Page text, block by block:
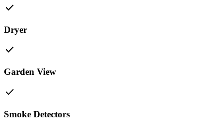
check
Dryer
check
Garden View
check
Smoke Detectors